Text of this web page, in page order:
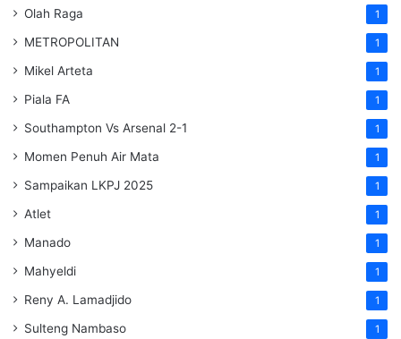
Olah Raga 1
METROPOLITAN 1
Mikel Arteta 1
Piala FA 1
Southampton Vs Arsenal 2-1 1
Momen Penuh Air Mata 1
Sampaikan LKPJ 2025 1
Atlet 1
Manado 1
Mahyeldi 1
Reny A. Lamadjido 1
Sulteng Nambaso 1